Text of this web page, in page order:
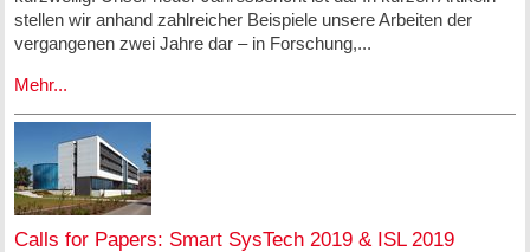
stellen wir anhand zahlreicher Beispiele unsere Arbeiten der
vergangenen zwei Jahre dar – in Forschung,...
Mehr...
Calls for Papers: Smart SysTech 2019 & ISL 2019